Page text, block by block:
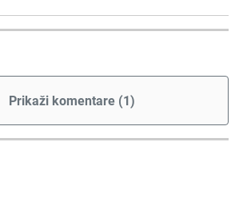
Prikaži komentare (1)